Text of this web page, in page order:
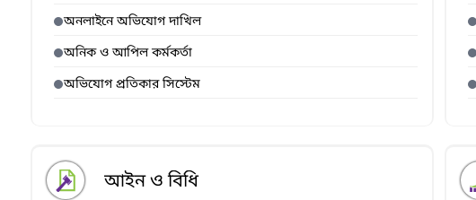
অনলাইনে অভিযোগ দাখিল
অনিক ও আপিল কর্মকর্তা
অভিযোগ প্রতিকার সিস্টেম
আইন ও বিধি